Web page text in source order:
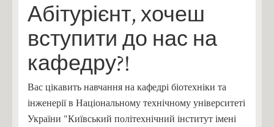
Абітурієнт, хочеш
вступити до нас на
кафедру?!
Вас цікавить навчання на кафедрі біотехніки та
інженерії в Національному технічному університеті
України "Київський політехнічний інститут імені